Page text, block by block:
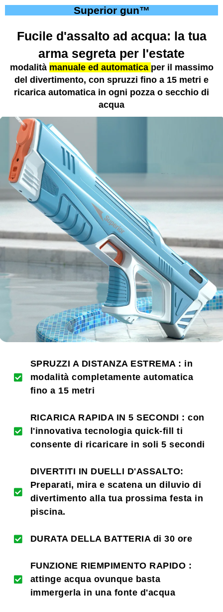
Superior gun™
Fucile d'assalto ad acqua: la tua
arma segreta per l'estate
modalità manuale ed automatica per il massimo
del divertimento, con spruzzi fino a 15 metri e
ricarica automatica in ogni pozza o secchio di
acqua
SPRUZZI A DISTANZA ESTREMA : in
modalità completamente automatica
fino a 15 metri
RICARICA RAPIDA IN 5 SECONDI : con
l'innovativa tecnologia quick-fill ti
consente di ricaricare in soli 5 secondi
DIVERTITI IN DUELLI D'ASSALTO:
Preparati, mira e scatena un diluvio di
divertimento alla tua prossima festa in
piscina.
DURATA DELLA BATTERIA di 30 ore
FUNZIONE RIEMPIMENTO RAPIDO :
attinge acqua ovunque basta
immergerla in una fonte d'acqua